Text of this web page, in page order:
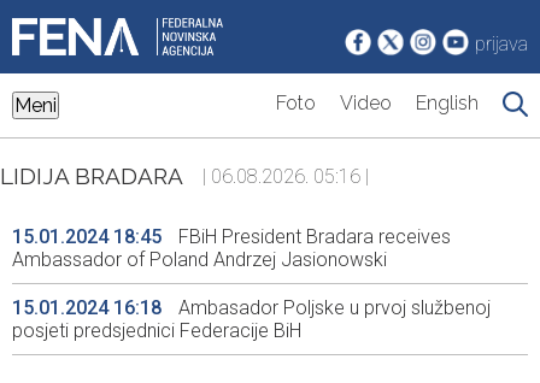
prijava
Meni Foto Video English
LIDIJA BRADARA | 06.08.2026. 05:16 |
15.01.2024 18:45
FBiH President Bradara receives
Ambassador of Poland Andrzej Jasionowski
15.01.2024 16:18
Ambasador Poljske u prvoj službenoj
posjeti predsjednici Federacije BiH